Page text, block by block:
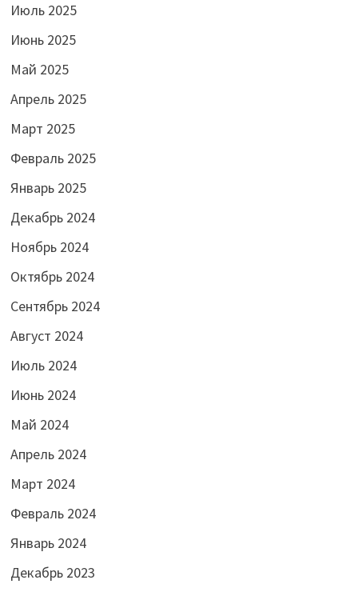
Июль 2025
Июнь 2025
Май 2025
Апрель 2025
Март 2025
Февраль 2025
Январь 2025
Декабрь 2024
Ноябрь 2024
Октябрь 2024
Сентябрь 2024
Август 2024
Июль 2024
Июнь 2024
Май 2024
Апрель 2024
Март 2024
Февраль 2024
Январь 2024
Декабрь 2023